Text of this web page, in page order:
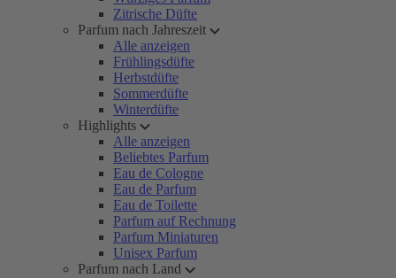
Zitrische Düfte
Parfum nach Jahreszeit
Alle anzeigen
Frühlingsdüfte
Herbstdüfte
Sommerdüfte
Winterdüfte
Highlights
Alle anzeigen
Beliebtes Parfum
Eau de Cologne
Eau de Parfum
Eau de Toilette
Parfum auf Rechnung
Parfum Miniaturen
Unisex Parfum
Parfum nach Land